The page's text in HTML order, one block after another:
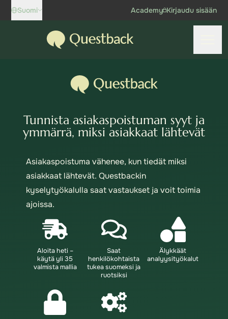
Skip to content
Suomi Academy Kirjaudu sisään
Questback
Tunnista asiakaspoistuman syyt ja
ymmärrä, miksi asiakkaat lähtevät
Asiakaspoistuma vähenee, kun tiedät miksi
asiakkaat lähtevät. Questbackin
kyselytyökalulla saat vastaukset ja voit toimia
ajoissa.
Aloita heti –
käytä yli 35
valmista mallia
Saat
henkilökohtaista
tukea suomeksi ja
ruotsiksi
Älykkäät
analyysityökalut